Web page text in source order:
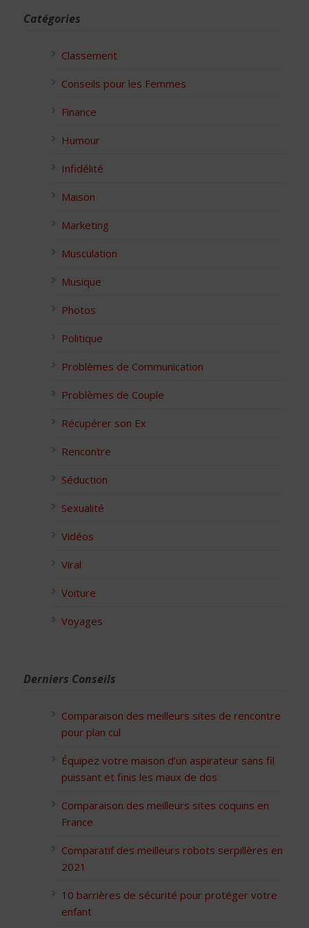
Catégories
Classement
Conseils pour les Femmes
Finance
Humour
Infidélité
Maison
Marketing
Musculation
Musique
Photos
Politique
Problèmes de Communication
Problèmes de Couple
Récupérer son Ex
Rencontre
Séduction
Sexualité
Vidéos
Viral
Voiture
Voyages
Derniers Conseils
Comparaison des meilleurs sites de rencontre
pour plan cul
Équipez votre maison d’un aspirateur sans fil
puissant et finis les maux de dos
Comparaison des meilleurs sites coquins en
France
Comparatif des meilleurs robots serpillères en
2021
10 barrières de sécurité pour protéger votre
enfant